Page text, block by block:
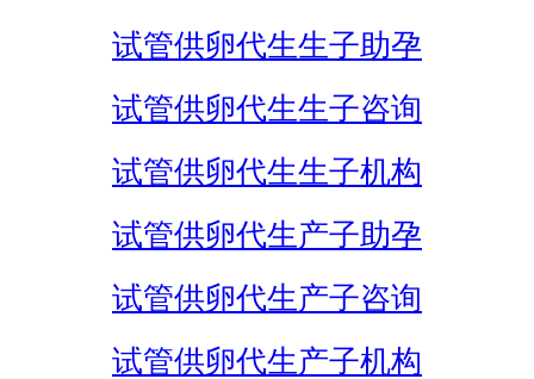
试管供卵代生生子助孕
试管供卵代生生子咨询
试管供卵代生生子机构
试管供卵代生产子助孕
试管供卵代生产子咨询
试管供卵代生产子机构